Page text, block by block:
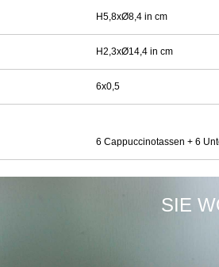
H5,8xØ8,4 in cm
H2,3xØ14,4 in cm
6x0,5
6 Cappuccinotassen + 6
SIE